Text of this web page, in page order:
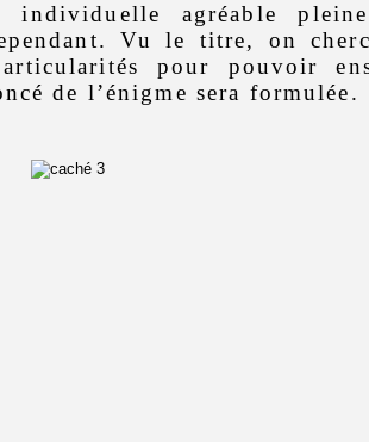
individuelle agréable
Vu le titre, on
pour pouvoir
de l’énigme sera formulée.